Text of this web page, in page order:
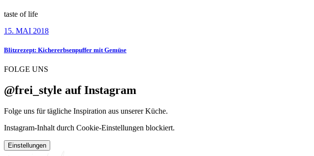
taste of life
15. MAI 2018
Blitzrezept: Kichererbsenpuffer mit Gemüse
FOLGE UNS
@frei_style auf Instagram
Folge uns für tägliche Inspiration aus unserer Küche.
Instagram-Inhalt durch Cookie-Einstellungen blockiert.
Einstellungen